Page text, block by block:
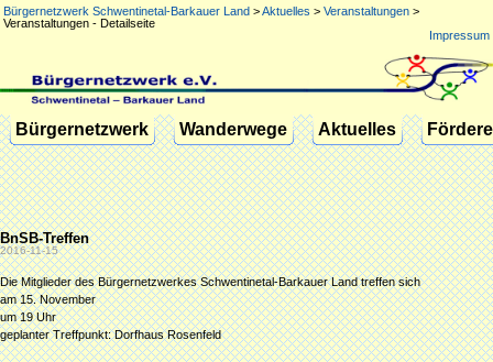
Bürgernetzwerk Schwentinetal-Barkauer Land >Aktuelles > Veranstaltungen >
Veranstaltungen - Detailseite
Impressum
Navigation
überspringen
Bürgernetzwerk Wanderwege Aktuelles
BnSB-Treffen
2016-11-15
Die Mitglieder des Bürgernetzwerkes Schwentinetal-Barkauer Land treffen sich
am 15. November
um 19 Uhr
geplanter Treffpunkt: Dorfhaus Rosenfeld